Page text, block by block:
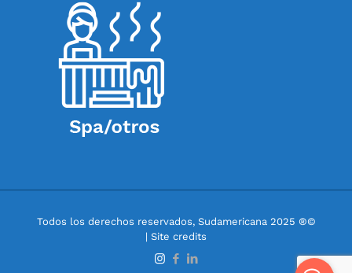
Todos los derechos reservados, Sudamericana 2025 ®©
| Site credits